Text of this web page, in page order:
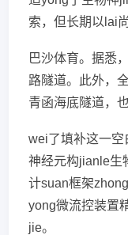
索，但长期以lai
巴沙体育。据悉
路隧道。此外，
青函海底隧道，
wei了填补这一空
神经元构jianle生
计suan框架
yong微流控装置
jie。